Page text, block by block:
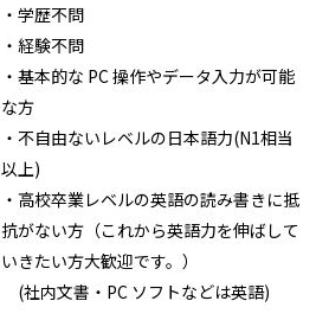
・学歴不問
・経験不問
・基本的な PC 操作やデータ入力が可能
な方
・不自由ないレベルの日本語力(N1相当
以上)
・高校卒業レベルの英語の読み書きに抵
抗がない方（これから英語力を伸ばして
いきたい方大歓迎です。）
(社内文書・PC ソフトなどは英語)